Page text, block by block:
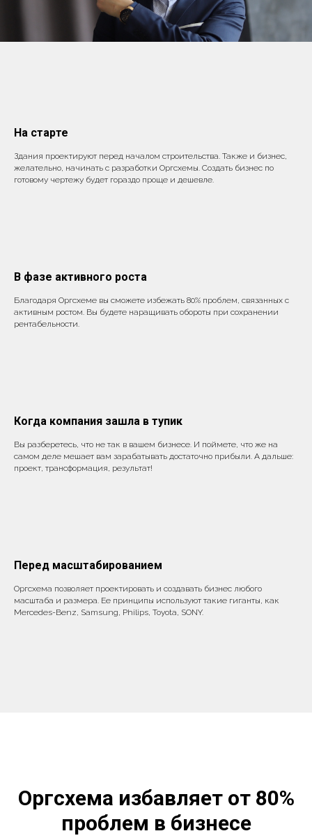
На старте
Здания проектируют перед началом строительства. Также и бизнес,
желательно, начинать с разработки Оргсхемы. Создать бизнес по
готовому чертежу будет гораздо проще и дешевле.
В фазе активного роста
Благодаря Оргсхеме вы сможете избежать 80% проблем, связанных с
активным ростом. Вы будете наращивать обороты при сохранении
рентабельности.
Когда компания зашла в тупик
Вы разберетесь, что не так в вашем бизнесе. И поймете, что же на
самом деле мешает вам зарабатывать достаточно прибыли. А дальше:
проект, трансформация, результат!
Перед масштабированием
Оргсхема позволяет проектировать и создавать бизнес любого
масштаба и размера. Ее принципы используют такие гиганты, как
Mercedes-Benz, Samsung, Philips, Toyota, SONY.
Оргсхема избавляет от 80%
проблем в бизнесе